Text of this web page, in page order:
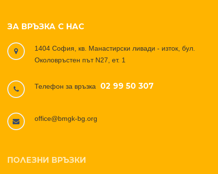
ЗА ВРЪЗКА С НАС
1404 София, кв. Манастирски ливади - изток, бул.
Околовръстен път N27, ет. 1
Телефон за връзка 02 99 50 307
office@bmgk-bg.org
ПОЛЕЗНИ ВРЪЗКИ